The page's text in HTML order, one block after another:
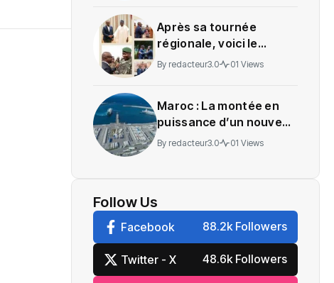
Après sa tournée
régionale, voici le
message de Wadagni
By redacteur3.0 01 Views
Maroc : La montée en
puissance d’un nouveau
centre névralgique de
By redacteur3.0 01 Views
Follow Us
Facebook 88.2k Followers
Twitter - X 48.6k Followers